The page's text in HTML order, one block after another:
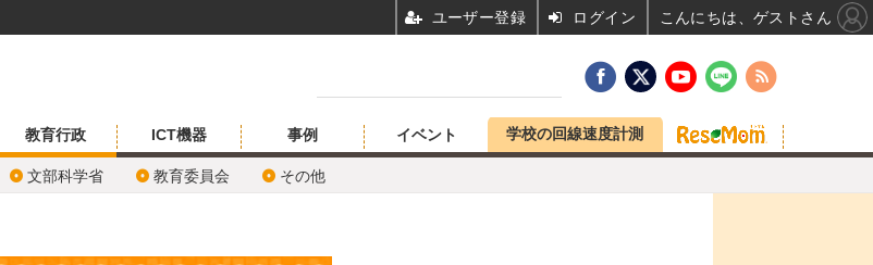
教育行政
文部科学省 教育委員会 その他
ICT機器 事例 イベント 学校の回線速度計測
ユーザー登録 ログイン こんにちは、ゲストさん